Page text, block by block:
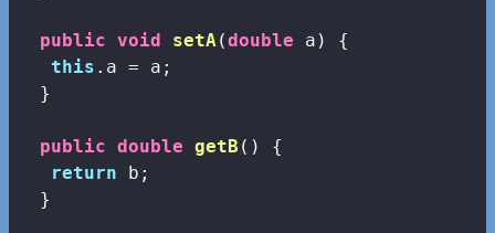
public void setA(double a)
{
this .a = a;
  }
public double getB ()
{
return b;
  }